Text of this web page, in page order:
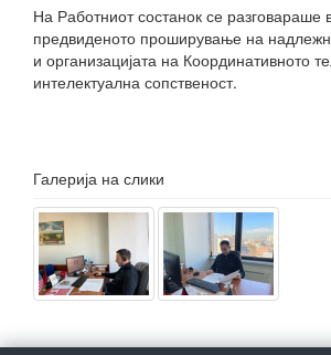
На Работниот состанок се разговараше
предвиденото проширување на
и организацијата на Координативното
интелектуална сопственост.
Галерија на слики